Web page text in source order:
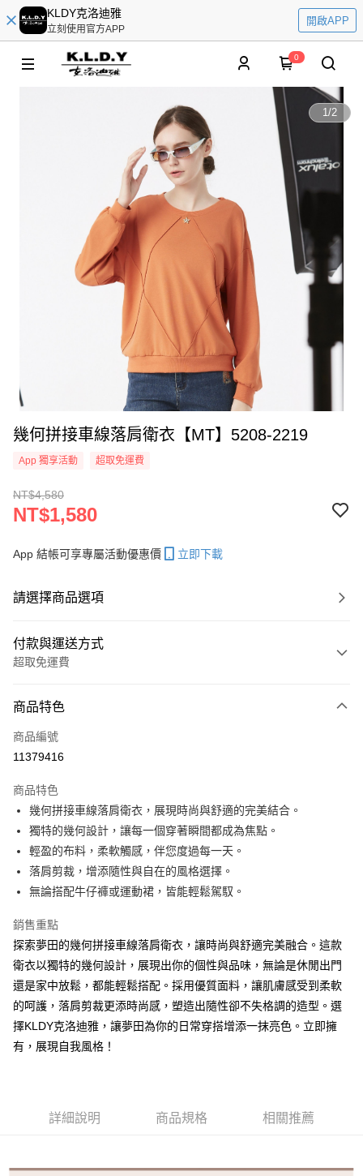
KLDY克洛迪雅
立刻使用官方APP
開啟APP
0
1/2
幾何拼接車線落肩衛衣【MT】5208-2219
App 獨享活動 超取免運費
NT$4,580
NT$1,580
App 結帳可享專屬活動優惠價 立即下載
請選擇商品選項
付款與運送方式
超取免運費
信用卡一次付款
超商取貨付款
運送方式
全家取貨付款
免運費
付款後全家取貨
免運費
7-11取貨付款
免運費
付款後7-11取貨
免運費
宅配
商品特色
商品編號
11379416
商品特色
幾何拼接車線落肩衛衣，展現時尚與舒適的完美結合。
獨特的幾何設計，讓每一個穿著瞬間都成為焦點。
輕盈的布料，柔軟觸感，伴您度過每一天。
落肩剪裁，增添隨性與自在的風格選擇。
無論搭配牛仔褲或運動裙，皆能輕鬆駕馭。
銷售重點
探索夢田的幾何拼接車線落肩衛衣，讓時尚與舒適完美融合。這款
衛衣以獨特的幾何設計，展現出你的個性與品味，無論是休閒出門
還是家中放鬆，都能輕鬆搭配。採用優質面料，讓肌膚感受到柔軟
的呵護，落肩剪裁更添時尚感，塑造出隨性卻不失格調的造型。選
擇KLDY克洛迪雅，讓夢田為你的日常穿搭增添一抹亮色。立即擁
有，展現自我風格！
詳細說明 商品規格 相關推薦